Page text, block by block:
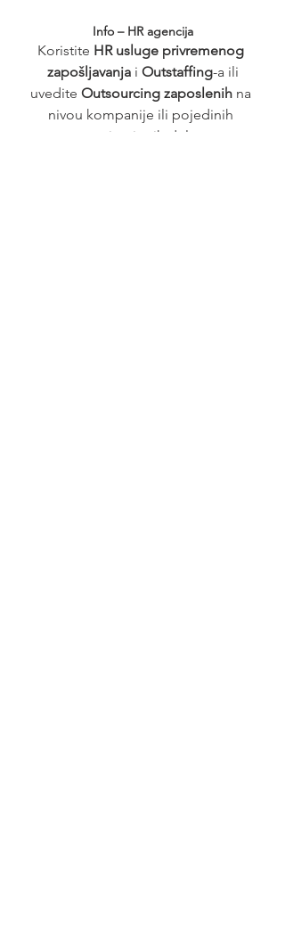
Info – HR agencija
Koristite HR usluge privremenog
zapošljavanja i Outstaffing-a ili
uvedite Outsourcing zaposlenih na
nivou kompanije ili pojedinih
organizacionih delova.